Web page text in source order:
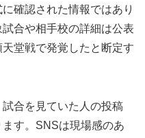
確認された情報ではあり
合や相手校の詳細は公表
堂戦で発覚したと断定す
合を見ていた人の投稿
す。SNSは現場感のあ